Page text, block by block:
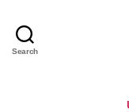
Search